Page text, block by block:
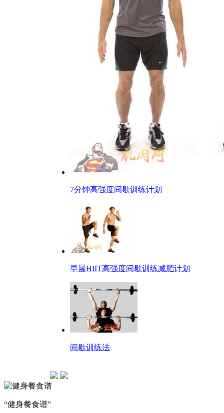
7分钟高强度间歇训练计划
早晨HIIT高强度间歇训练减肥计划
间歇训练法
“健身餐食谱”